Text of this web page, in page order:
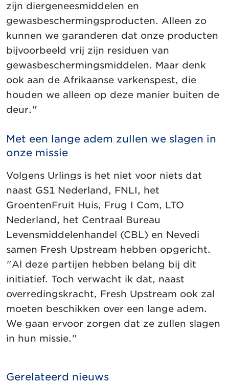
zijn diergeneesmiddelen en
gewasbeschermingsproducten. Alleen zo
kunnen we garanderen dat onze producten
bijvoorbeeld vrij zijn residuen van
gewasbeschermingsmiddelen. Maar denk
ook aan de Afrikaanse varkenspest, die
houden we alleen op deze manier buiten de
deur."
Met een lange adem zullen we slagen in
onze missie
Volgens Urlings is het niet voor niets dat
naast GS1 Nederland, FNLI, het
GroentenFruit Huis, Frug I Com, LTO
Nederland, het Centraal Bureau
Levensmiddelenhandel (CBL) en Nevedi
samen Fresh Upstream hebben opgericht.
"Al deze partijen hebben belang bij dit
initiatief. Toch verwacht ik dat, naast
overredingskracht, Fresh Upstream ook zal
moeten beschikken over een lange adem.
We gaan ervoor zorgen dat ze zullen slagen
in hun missie."
Gerelateerd nieuws